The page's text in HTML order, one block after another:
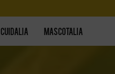
CUIDALIA MASCOTALIA